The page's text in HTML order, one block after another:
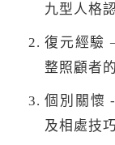
九型人格
復元經驗
整照顧者
個別關懷
及相處技